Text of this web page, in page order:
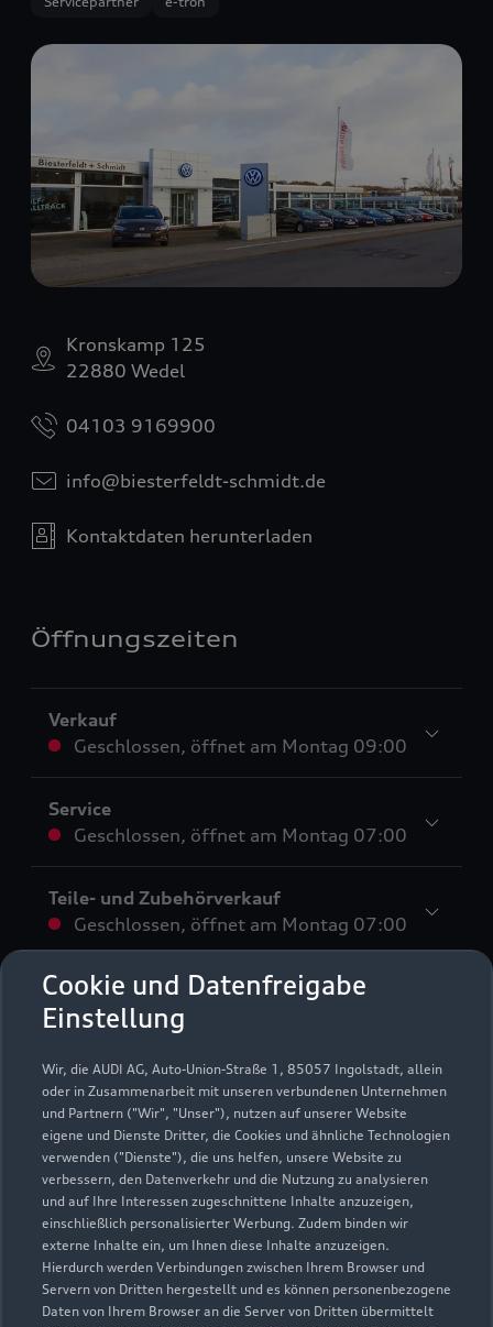
Cookie und Datenfreigabe
Einstellung
Wir, die AUDI AG, Auto-Union-Straße 1, 85057 Ingolstadt, allein
oder in Zusammenarbeit mit unseren verbundenen Unternehmen
und Partnern ("Wir", "Unser"), nutzen auf unserer Website
eigene und Dienste Dritter, die Cookies und ähnliche Technologien
verwenden ("Dienste"), die uns helfen, unsere Website zu
verbessern, den Datenverkehr und die Nutzung zu analysieren
und auf Ihre Interessen zugeschnittene Inhalte anzuzeigen,
einschließlich personalisierter Werbung. Zudem binden wir
externe Inhalte ein, um Ihnen diese Inhalte anzuzeigen.
Hierdurch werden Verbindungen zwischen Ihrem Browser und
Servern von Dritten hergestellt und es können personenbezogene
Daten von Ihrem Browser an die Server von Dritten übermittelt
Kronskamp 125
22880 Wedel
04103 9169900
info@biesterfeldt-schmidt.de
Kontaktdaten herunterladen
Öffnungszeiten
Verkauf
Geschlossen, öffnet am Montag 09:00
Service
Geschlossen, öffnet am Montag 07:00
Teile- und Zubehörverkauf
Geschlossen, öffnet am Montag 07:00
Buchhaltung
Geschlossen,
Disposition
Geschlossen,öffnet am Montag 08:00
An Feiertagen geschlossen (einschließlich dem 24.12.
und 31.12.)